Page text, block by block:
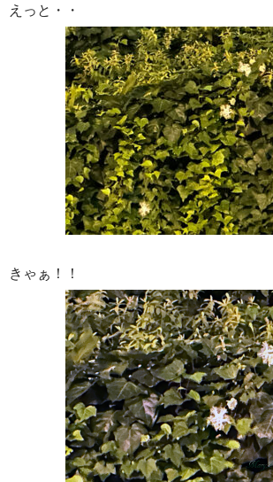
えっと・・
きゃぁ！！